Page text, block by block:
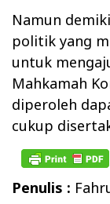
Namun
politik yang
untuk
Mahkamah
diperoleh
cukup
Penulis :